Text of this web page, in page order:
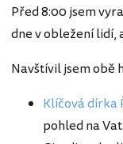
Před 8:00 jsem
dne v obležení lidí,
Navštívil jsem obě
Klíčová dírka
pohled na